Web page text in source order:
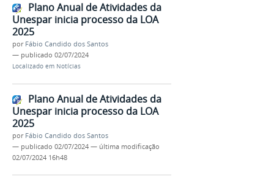
Plano Anual de Atividades da
Unespar inicia processo da LOA
2025
por Fábio Candido dos Santos
— publicado 02/07/2024
Localizado em Notícias
Plano Anual de Atividades da
Unespar inicia processo da LOA
2025
por Fábio Candido dos Santos
— publicado 02/07/2024 — última modificação
02/07/2024 16h48